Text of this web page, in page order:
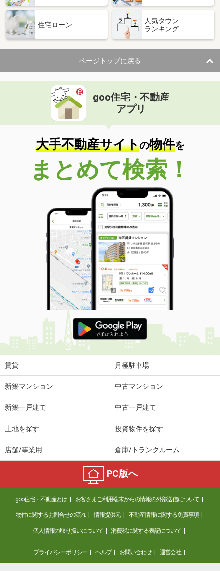
住宅ローン
人気タウン
ランキング
ページトップに戻る
goo住宅・不動産
アプリ
大手不動産サイトの物件を
まとめて検索！
賃貸 月極駐車場
新築マンション 中古マンション
新築一戸建て 中古一戸建て
土地を探す 投資物件を探す
店舗/事業用 倉庫/トランクルーム
PC版へ
goo住宅・不動産とは お客さまご利用端末からの情報の外部送信について
物件に関するお問合せの流れ 情報提供元 不動産情報に関する免責事項
個人情報の取り扱いについて 消費税に関する表記について
プライバシーポリシー ヘルプ お問い合わせ 運営会社